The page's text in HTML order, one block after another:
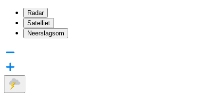
Radar
Satelliet
Neerslagsom